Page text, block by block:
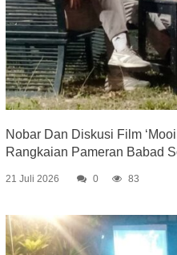
Nobar Dan Diskusi Film
Rangkaian Pameran Babad
21 Juli 2026 0 83